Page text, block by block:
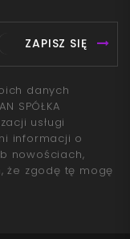
ZAPISZ SIĘ
danych
SPÓŁKA
usługi
informacji o
nowościach,
że zgodę tę mogę